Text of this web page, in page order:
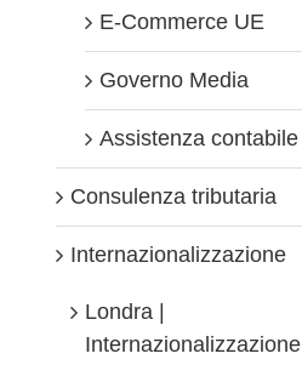
E-Commerce UE
Governo Media
Assistenza contabile
Consulenza tributaria
Internazionalizzazione
Londra |
Internazionalizzazione